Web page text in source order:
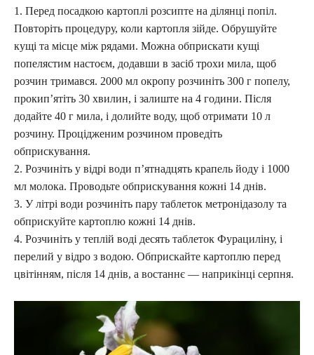
1. Перед посадкою картоплі розсипте на ділянці попіл.
Повторіть процедуру, коли картопля зійде. Обрушуйте
кущі та місце між рядами. Можна обприскати кущі
попелястим настоєм, додавши в засіб трохи мила, щоб
розчин тримався. 2000 мл окропу розчиніть 300 г попелу,
прокип’ятіть 30 хвилин, і залиште на 4 години. Після
додайте 40 г мила, і долийте воду, щоб отримати 10 л
розчину. Процідженим розчином проведіть
обприскування.
2. Розчиніть у відрі води п’ятнадцять крапель йоду і 1000
мл молока. Проводьте обприскування кожні 14 днів.
3. У літрі води розчиніть пару таблеток метронідазолу та
обприскуйте картоплю кожні 14 днів.
4. Розчиніть у теплій воді десять таблеток Фурациліну, і
перелий у відро з водою. Обприскайте картоплю перед
цвітінням, після 14 днів, а востаннє — наприкінці серпня.